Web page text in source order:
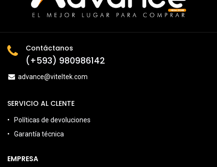
Contáctanos
(+593) 980986142
advance@viteltek.com
SERVICIO AL CLENTE
Políticas de devoluciones
Garantía técnica
EMPRESA